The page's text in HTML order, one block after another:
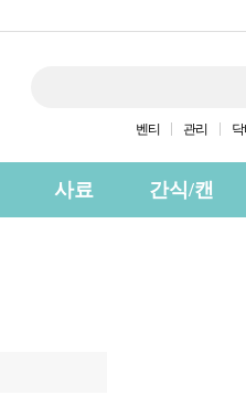
벤티 관리
사료 간식/캔